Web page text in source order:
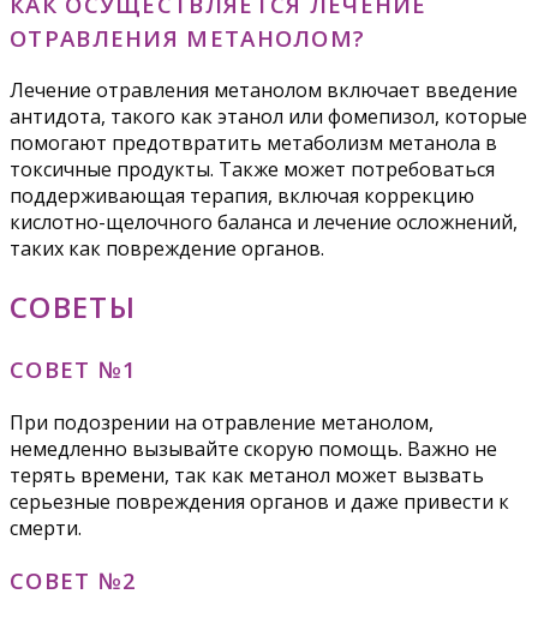
ОТРАВЛЕНИЯ МЕТАНОЛОМ?
Лечение отравления метанолом включает введение
антидота, такого как этанол или фомепизол, которые
помогают предотвратить метаболизм метанола в
токсичные продукты. Также может потребоваться
поддерживающая терапия, включая коррекцию
кислотно-щелочного баланса и лечение осложнений,
таких как повреждение органов.
СОВЕТЫ
СОВЕТ №1
При подозрении на отравление метанолом,
немедленно вызывайте скорую помощь. Важно не
терять времени, так как метанол может вызвать
серьезные повреждения органов и даже привести к
смерти.
СОВЕТ №2